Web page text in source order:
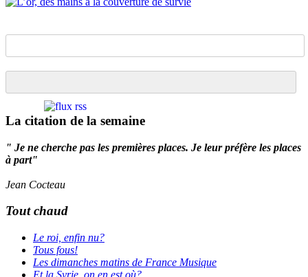
La citation de la semaine
" Je ne cherche pas les premières places. Je leur préfère les places
à part"
Jean Cocteau
Tout chaud
Le roi, enfin nu?
Tous fous!
Les dimanches matins de France Musique